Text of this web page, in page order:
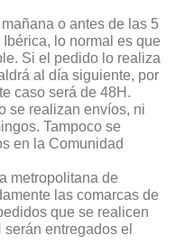
o antes de las 5
lo normal es que
Si el pedido lo realiza
al día siguiente, por
caso será de 48H.
se realizan envíos, ni
Tampoco se
en la Comunidad
metropolitana de
las comarcas de
que se realicen
entregados el